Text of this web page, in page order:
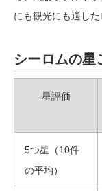
にも観光にも適した
シーロムの星
星評価
5つ星（10件
の平均）